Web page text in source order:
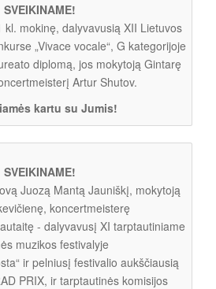
SVEIKINAME!
kl. mokinę, dalyvavusią XII Lietuvos
„Vivace vocale“, G kategorijoje
diplomą, jos mokytoją Gintarę
Artur Shutov.
kartu su Jumis!
SVEIKINAME!
Juozą Mantą Jauniškį, mokytoją
koncertmeisterę
- dalyvavusį XI tarptautiniame
muzikos festivalyje
ir pelniusį festivalio aukščiausią
PRIX, ir tarptautinės komisijos